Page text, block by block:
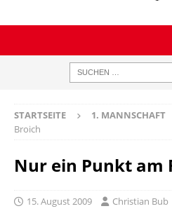
STARTSEITE 1. MANNSCHAFT
Broich
Nur ein Punkt am
15. August 2009 Christian Bub